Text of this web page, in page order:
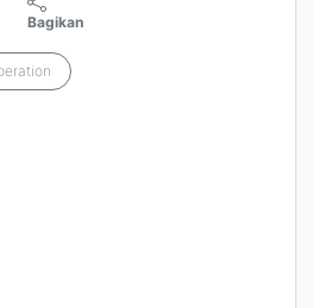
Bagikan